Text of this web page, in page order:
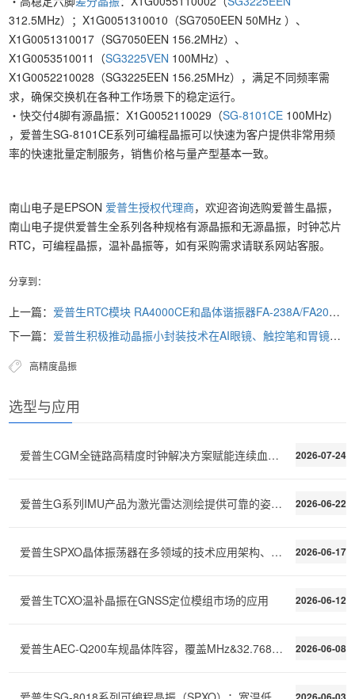
312.5MHz）；X1G0051310010（SG7050EEN 50MHz ）、
X1G0051310017（SG7050EEN 156.2MHz）、
X1G0053510011（SG3225VEN 100MHz）、
X1G0052210028（SG3225EEN 156.25MHz），满足不同频率需
求，确保交换机在各种工作场景下的稳定运行。
・快交付4脚有源晶振：X1G0052110029（SG-8101CE 100MHz)
，爱普生SG-8101CE系列可编程晶振可以快速为客户提供非常用频
率的快速批量定制服务，销售价格与量产型基本一致。
南山电子是EPSON 爱普生授权代理商，欢迎咨询选购爱普生晶振，
南山电子提供爱普生全系列各种规格有源晶振和无源晶振，时钟芯片
RTC，可编程晶振，温补晶振等，如有采购需求请联系网站客服。
分享到：
上一篇： 爱普生RTC模块 RA4000CE和晶体谐振器FA-238A/FA2016AA在空气悬架中的应用
下一篇： 爱普生积极推动晶振小封装技术在AI眼镜、触控笔和胃镜机器人等领域的应用
高精度晶振
选型与应用
2026-07-24
爱普生CGM全链路高精度时钟解决方案赋能连续血糖监测C
2026-06-22
爱普生G系列IMU产品为激光雷达测绘提供可靠的姿态稳定
2026-06-17
爱普生SPXO晶体振荡器在多领域的技术应用架构、性能需
2026-06-12
爱普生TCXO温补晶振在GNSS定位模组市场的应用
2026-06-08
爱普生AEC-Q200车规晶体阵容，覆盖MHz&32.768kHz全场景